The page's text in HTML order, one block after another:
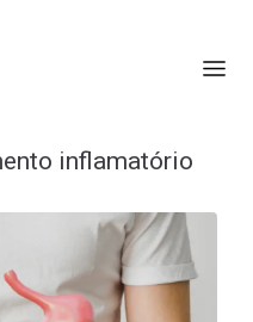
inflamatório